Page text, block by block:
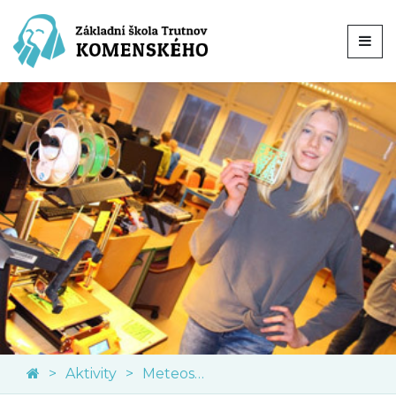
Aktivity Meteostanice